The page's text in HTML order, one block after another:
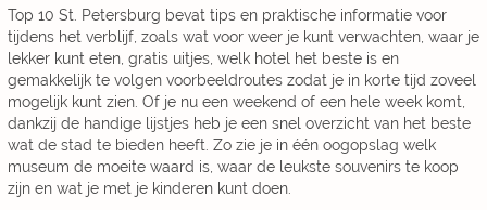
Top 10 St. Petersburg bevat tips en praktische informatie voor
tijdens het verblijf, zoals wat voor weer je kunt verwachten, waar je
lekker kunt eten, gratis uitjes, welk hotel het beste is en
gemakkelijk te volgen voorbeeldroutes zodat je in korte tijd zoveel
mogelijk kunt zien. Of je nu een weekend of een hele week komt,
dankzij de handige lijstjes heb je een snel overzicht van het beste
wat de stad te bieden heeft. Zo zie je in één oogopslag welk
museum de moeite waard is, waar de leukste souvenirs te koop
zijn en wat je met je kinderen kunt doen.